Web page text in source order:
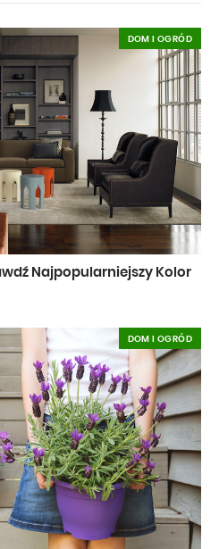
Najpopularniejszy Kolor
DOM I OGRÓD
DOM I OGRÓD